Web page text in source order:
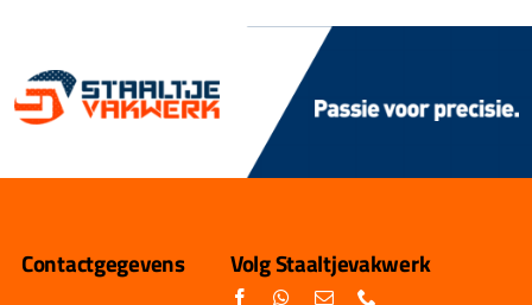
Contactgegevens Volg Staaltjevakwerk